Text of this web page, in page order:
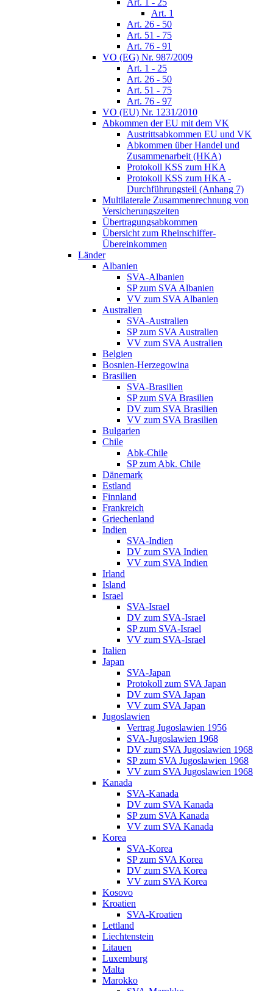
Art. 1
Art. 26 - 50
Art. 51 - 75
Art. 76 - 91
VO (EG) Nr. 987/2009
Art. 1 - 25
Art. 26 - 50
Art. 51 - 75
Art. 76 - 97
VO (EU) Nr. 1231/2010
Abkommen der EU mit dem VK
Austrittsabkommen EU und VK
Abkommen über Handel und
Zusammenarbeit (HKA)
Protokoll KSS zum HKA
Protokoll KSS zum HKA -
Durchführungsteil (Anhang 7)
Multilaterale Zusammenrechnung von
Versicherungszeiten
Übertragungsabkommen
Übersicht zum Rheinschiffer-
Übereinkommen
Länder
Albanien
SVA-Albanien
SP zum SVA Albanien
VV zum SVA Albanien
Australien
SVA-Australien
SP zum SVA Australien
VV zum SVA Australien
Belgien
Bosnien-Herzegowina
Brasilien
SVA-Brasilien
SP zum SVA Brasilien
DV zum SVA Brasilien
VV zum SVA Brasilien
Bulgarien
Chile
Abk-Chile
SP zum Abk. Chile
Dänemark
Estland
Finnland
Frankreich
Griechenland
Indien
SVA-Indien
DV zum SVA Indien
VV zum SVA Indien
Irland
Island
Israel
SVA-Israel
DV zum SVA-Israel
SP zum SVA-Israel
VV zum SVA-Israel
Italien
Japan
SVA-Japan
Protokoll zum SVA Japan
DV zum SVA Japan
VV zum SVA Japan
Jugoslawien
Vertrag Jugoslawien 1956
SVA-Jugoslawien 1968
DV zum SVA Jugoslawien 1968
SP zum SVA Jugoslawien 1968
VV zum SVA Jugoslawien 1968
Kanada
SVA-Kanada
DV zum SVA Kanada
SP zum SVA Kanada
VV zum SVA Kanada
Korea
SVA-Korea
SP zum SVA Korea
DV zum SVA Korea
VV zum SVA Korea
Kosovo
Kroatien
SVA-Kroatien
Lettland
Liechtenstein
Litauen
Luxemburg
Malta
Marokko